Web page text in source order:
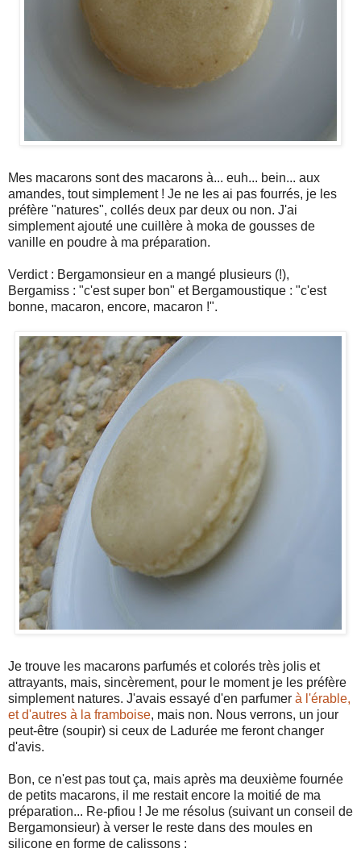
Mes macarons sont des macarons à... euh... bein... aux
amandes, tout simplement ! Je ne les ai pas fourrés, je les
préfère "natures", collés deux par deux ou non. J'ai
simplement ajouté une cuillère à moka de gousses de
vanille en poudre à ma préparation.
Verdict : Bergamonsieur en a mangé plusieurs (!),
Bergamiss : "c'est super bon" et Bergamoustique : "c'est
bonne, macaron, encore, macaron !".
Je trouve les macarons parfumés et colorés très jolis et
attrayants, mais, sincèrement, pour le moment je les préfère
simplement natures. J'avais essayé d'en parfumer à l'érable,
et d'autres à la framboise, mais non. Nous verrons, un jour
peut-être (soupir) si ceux de Ladurée me feront changer
d'avis.
Bon, ce n'est pas tout ça, mais après ma deuxième fournée
de petits macarons, il me restait encore la moitié de ma
préparation... Re-pfiou ! Je me résolus (suivant un conseil de
Bergamonsieur) à verser le reste dans des moules en
silicone en forme de calissons :